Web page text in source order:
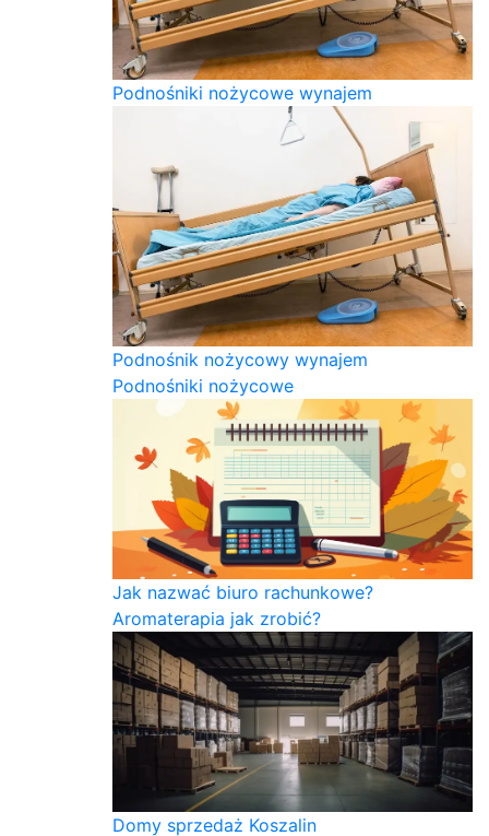
Podnośniki nożycowe wynajem
Podnośnik nożycowy wynajem
Podnośniki nożycowe
Jak nazwać biuro rachunkowe?
Aromaterapia jak zrobić?
Domy sprzedaż Koszalin